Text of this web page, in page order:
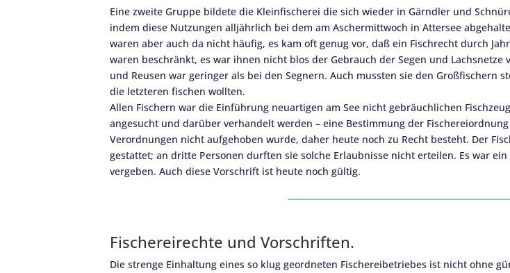
Eine zweite Gruppe bildete die Kleinfischerei die sich wieder in Gärndler und
indem diese Nutzungen alljährlich bei dem am Aschermittwoch in Attersee
waren aber auch da nicht häufig, es kam oft genug vor, daß ein Fischrecht durch
waren beschränkt, es war ihnen nicht blos der Gebrauch der Segen und
und Reusen war geringer als bei den Segnern. Auch mussten sie den Großfischern
die letzteren fischen wollten.
Allen Fischern war die Einführung neuartigen am See nicht gebräuchlichen
angesucht und darüber verhandelt werden – eine Bestimmung der
Verordnungen nicht aufgehoben wurde, daher heute noch zu Recht besteht. Der
gestattet; an dritte Personen durften sie solche Erlaubnisse nicht erteilen. Es war
vergeben. Auch diese Vorschrift ist heute noch gültig.
Fischereirechte und Vorschriften.
Die strenge Einhaltung eines so klug geordneten Fischereibetriebes ist nicht ohne